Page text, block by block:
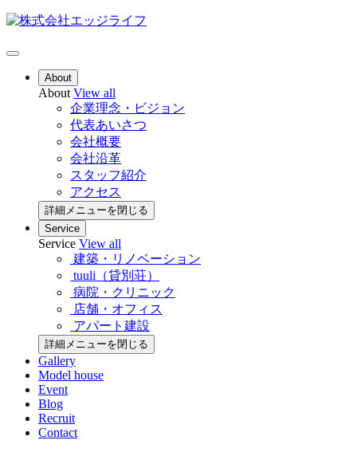
About
About View all
企業理念・ビジョン
代表あいさつ
会社概要
会社沿革
スタッフ紹介
アクセス
詳細メニューを閉じる
Service
Service View all
建築・リノベーション
tuuli（貸別荘）
病院・クリニック
店舗・オフィス
アパート建設
詳細メニューを閉じる
Gallery
Model house
Event
Blog
Recruit
Contact